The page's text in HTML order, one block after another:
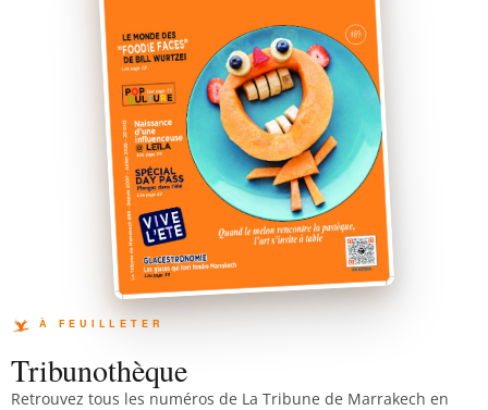
Tribunothèque
Retrouvez tous les numéros de La Tribune de Marrakech en